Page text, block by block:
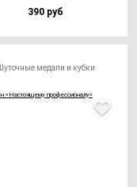
390 руб
Шуточные медали и кубки